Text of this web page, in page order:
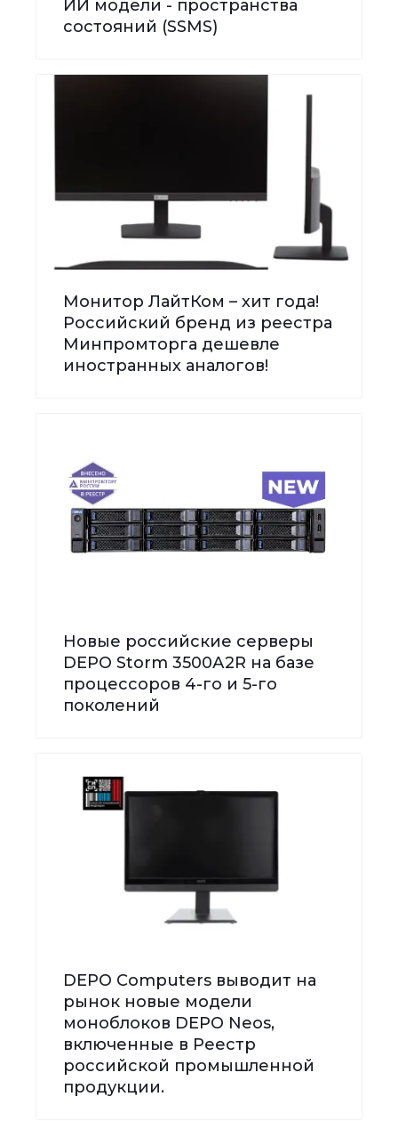
ИИ модели - пространства
состояний (SSMS)
Монитор ЛайтКом – хит года!
Российский бренд из реестра
Минпромторга дешевле
иностранных аналогов!
Новые российские серверы
DEPO Storm 3500А2R на базе
процессоров 4-го и 5-го
поколений
DEPO Computers выводит на
рынок новые модели
моноблоков DEPO Neos,
включенные в Реестр
российской промышленной
продукции.